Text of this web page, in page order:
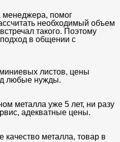
менеджера, помог
необходимый объем
такого. Поэтому
в общении с
листов, цены
любые нужды.
металла уже 5 лет, ни разу
адекватные цены.
качество металла, товар в